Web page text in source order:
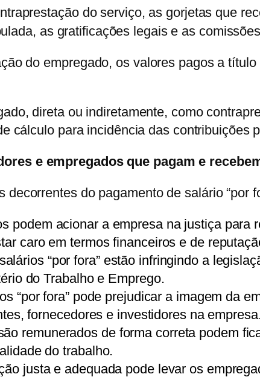
do serviço, as gorjetas que
as gratificações legais e as
do empregado, os valores pagos a
direta ou indiretamente, como
cálculo para incidência das contribuições
e empregados que pagam e
do pagamento de salário “por
podem acionar a empresa na justiça para
caro em termos financeiros e de
“por fora” estão infringindo a
do Trabalho e Emprego.
“por fora” pode prejudicar a imagem da
fornecedores e investidores na
remunerados de forma correta podem
do trabalho.
justa e adequada pode levar os